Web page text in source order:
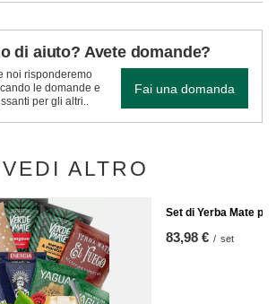
di aiuto? Avete domande?
noi risponderemo
le domande e
per gli altri..
Fai una domanda
VEDI ALTRO
Set di Yerba Mate
83,98 € / set